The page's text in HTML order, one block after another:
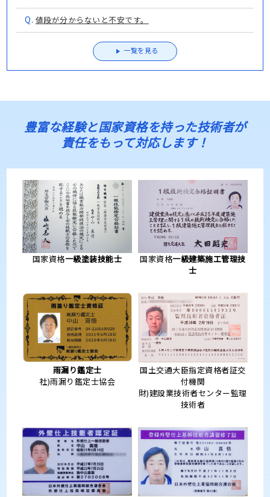
Q. 値段が分からないと不安です。
一覧を見る
豊富な経験と国家資格を持った技術者が
責任をもって対応します！
国家資格一級塗装技能士 国家資格一級建築施工管理技
士
雨漏り鑑定士
社)雨漏り鑑定士協会
国土交通大臣指定資格者証交
付機関
財)建設業技術者センター監理
技術者